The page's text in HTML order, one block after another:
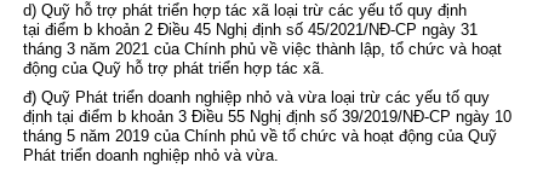
d) Quỹ hỗ trợ phát triển hợp tác xã loại trừ các yếu tố quy định
tạiđiểm b khoản 2 Điều 45 Nghị định số 45/2021/NĐ-CP ngày 31
tháng 3 năm 2021 của Chính phủ về việc thành lập, tổ chức và hoạt
động của Quỹ hỗ trợ phát triển hợp tác xã.
đ) Quỹ Phát triển doanh nghiệp nhỏ và vừa loại trừ các yếu tố quy
định tạiđiểm b khoản 3 Điều 55 Nghị định số 39/2019/NĐ-CP ngày 10
tháng 5 năm 2019 của Chính phủ về tổ chức và hoạt động của Quỹ
Phát triển doanh nghiệp nhỏ và vừa.